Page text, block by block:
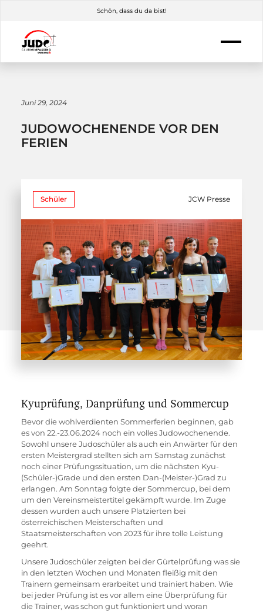
Schön, dass du da bist!
Juni 29, 2024
JUDOWOCHENENDE VOR DEN
FERIEN
Schüler JCW Presse
Kyuprüfung, Danprüfung und Sommercup
Bevor die wohlverdienten Sommerferien beginnen, gab
es von 22.-23.06.2024 noch ein volles Judowochenende.
Sowohl unsere Judoschüler als auch ein Anwärter für den
ersten Meistergrad stellten sich am Samstag zunächst
noch einer Prüfungssituation, um die nächsten Kyu-
(Schüler-)Grade und den ersten Dan-(Meister-)Grad zu
erlangen. Am Sonntag folgte der Sommercup, bei dem
um den Vereinsmeistertitel gekämpft wurde. Im Zuge
dessen wurden auch unsere Platzierten bei
österreichischen Meisterschaften und
Staatsmeisterschaften von 2023 für ihre tolle Leistung
geehrt.
Unsere Judoschüler zeigten bei der Gürtelprüfung was sie
in den letzten Wochen und Monaten fleißig mit den
Trainern gemeinsam erarbeitet und trainiert haben. Wie
bei jeder Prüfung ist es vor allem eine Überprüfung für
die Trainer, was schon gut funktioniert und woran